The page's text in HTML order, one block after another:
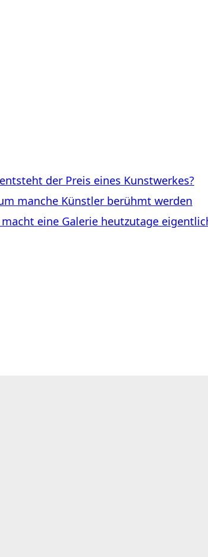
entsteht der Preis eines Kunstwerkes?
manche Künstler berühmt werden
macht eine Galerie heutzutage